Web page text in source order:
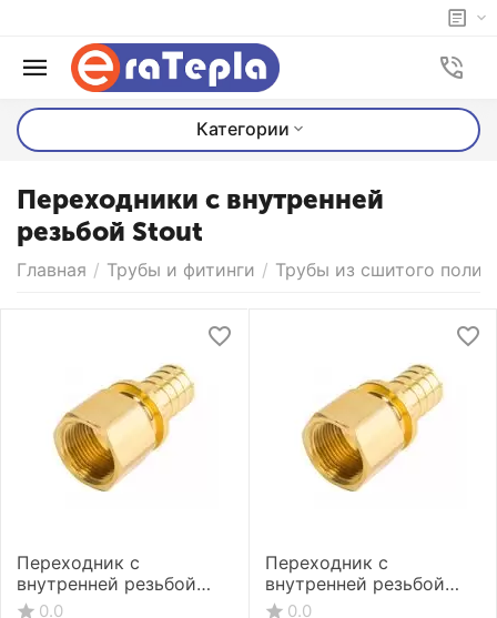
Категории
Переходники с внутренней
резьбой Stout
Главная / Трубы и фитинги / Трубы из сшитого
Переходник с
внутренней резьбой
Stout 16xRp 1/2"
0.0
Переходник с
внутренней резьбой
Stout 20xRp 1/2"
0.0